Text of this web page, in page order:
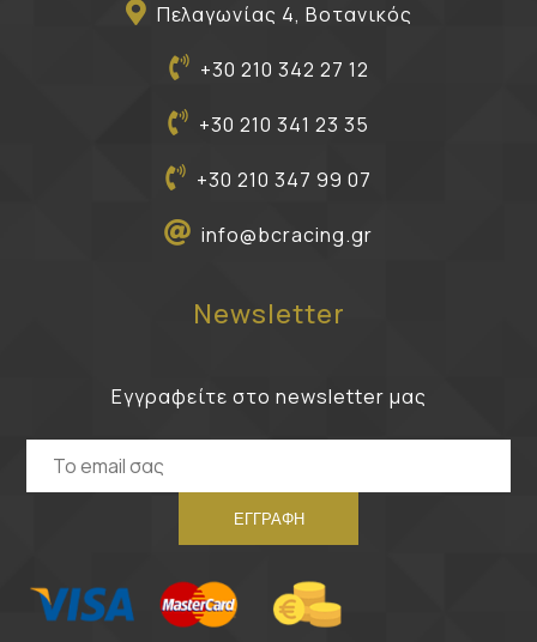
Πελαγωνίας 4, Βοτανικός
+30 210 342 27 12
+30 210 341 23 35
+30 210 347 99 07
info@bcracing.gr
Newsletter
Εγγραφείτε στο newsletter μας